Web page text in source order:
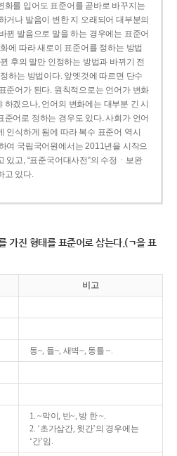
화를 입어도 표준어를 곧바로 바꾸지는
거나 발음이 변한 지 오래되어 대부분의
뀐 발음으로 말을 하는 경우에는 표준어
에 따라 새로이 표준어를 정하는 방법
후의 말만 인정하는 방법과 바뀌기 전
하는 방법이다. 앞엣것에 따르면 단수
준어가 된다. 원칙적으로는 언어가 변화
겠으나, 언어의 변화에는 대부분 긴 시
준어로 정하는 경우도 있다. 사회가 언어
인식하게 됨에 따라 복수 표준어 역시
여 국립국어원에서는 2011년을 시작으
있고, “표준국어대사전”의 수정ㆍ보완
고 있다.
가진 형태를 표준어로 삼는다.(ㄱ을 표
비고
동~, 들~, 새벽~, 동틀 ~.
1. ~막이, 빈~, 방 한 ~.
2. ‘초가삼간, 윗간’의 경우에는
‘간’임.